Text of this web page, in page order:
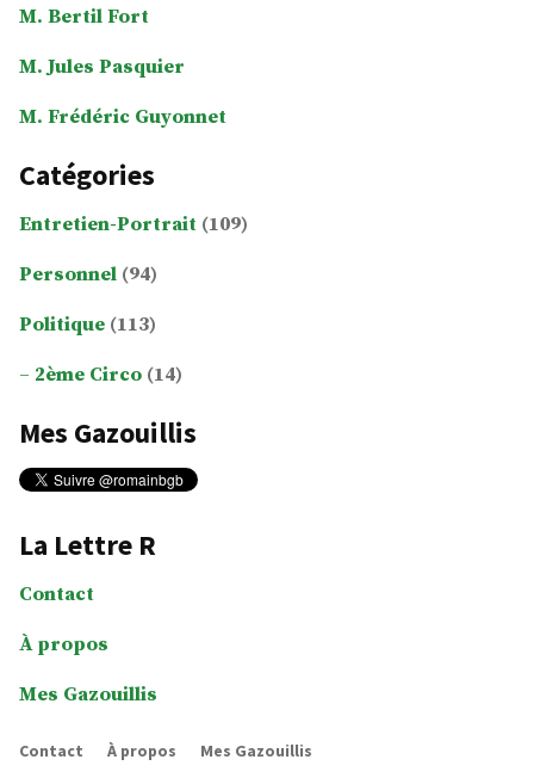
M. Bertil Fort
M. Jules Pasquier
M. Frédéric Guyonnet
Catégories
Entretien-Portrait (109)
Personnel (94)
Politique (113)
2ème Circo (14)
Mes Gazouillis
La Lettre R
Contact
À propos
Mes Gazouillis
Contact À propos Mes Gazouillis